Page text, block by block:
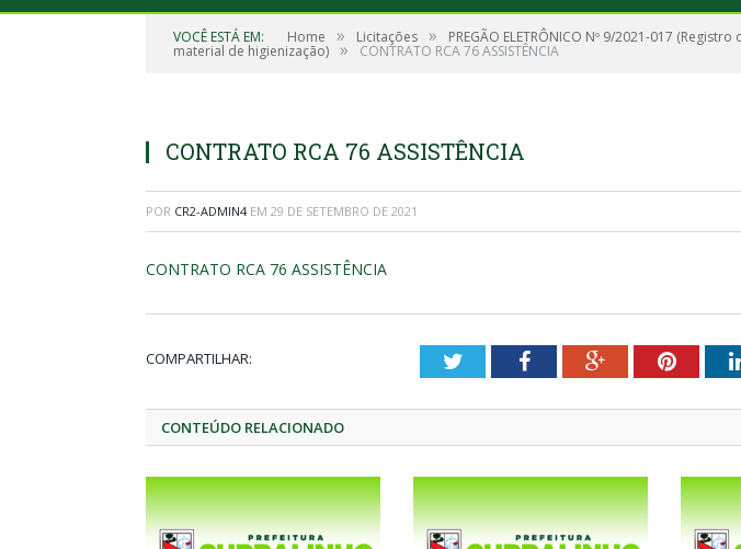
VOCÊ ESTÁ EM: Home » Licitações » PREGÃO ELETRÔNICO Nº 9/2021-017
material de higienização) » CONTRATO RCA 76 ASSISTÊNCIA
CONTRATO RCA 76 ASSISTÊNCIA
POR CR2-ADMIN4 EM 29 DE SETEMBRO DE 2021
CONTRATO RCA 76 ASSISTÊNCIA
COMPARTILHAR: TwitterFacebookGoogle+
CONTEÚDO RELACIONADO